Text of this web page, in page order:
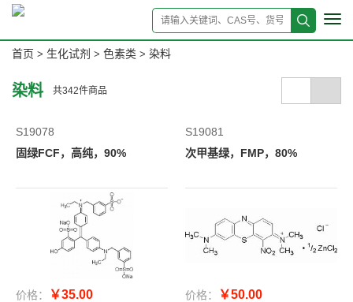
首页 > 生化试剂 > 色素类 > 染料
染料 共342件商品
S19078
固绿FCF，高纯，90%
价格： ￥35.00
S19081
次甲基绿，FMP，80%
价格： ￥50.00